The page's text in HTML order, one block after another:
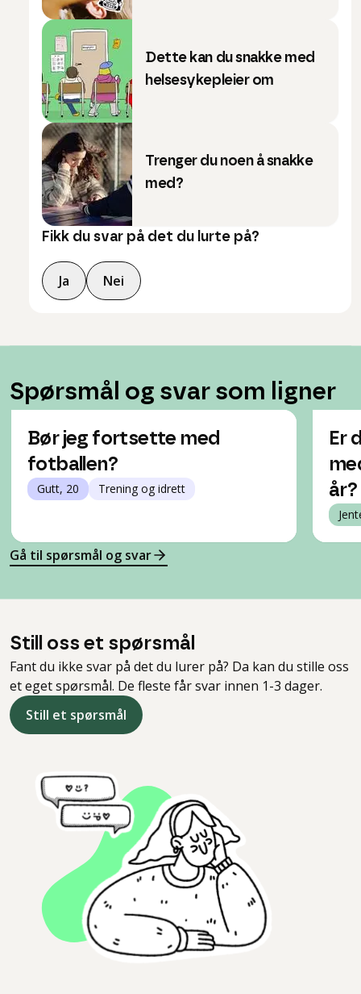
Dette kan du snakke med
helsesykepleier om
Trenger du noen å snakke
med?
Fikk du svar på det du lurte på?
Ja Nei
Spørsmål og svar som ligner
Bør jeg fortsette med
fotballen?
Gutt, 20 Trening og idrett
Er
år?
Gå til spørsmål og svar
Still oss et spørsmål
Fant du ikke svar på det du lurer på? Da kan du stille oss
et eget spørsmål. De fleste får svar innen 1-3 dager.
Still et spørsmål